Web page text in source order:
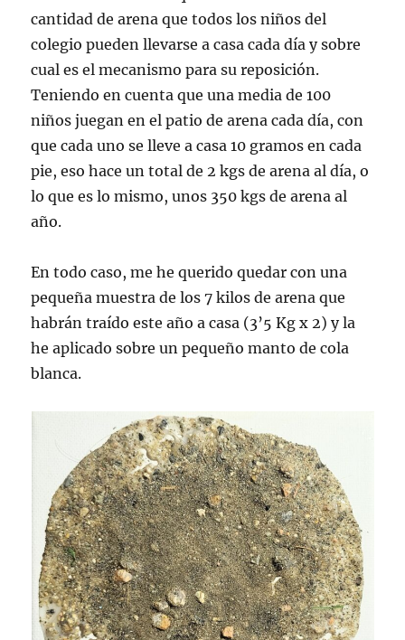
cantidad de arena que todos los niños del
colegio pueden llevarse a casa cada día y sobre
cual es el mecanismo para su reposición.
Teniendo en cuenta que una media de 100
niños juegan en el patio de arena cada día, con
que cada uno se lleve a casa 10 gramos en cada
pie, eso hace un total de 2 kgs de arena al día, o
lo que es lo mismo, unos 350 kgs de arena al
año.
En todo caso, me he querido quedar con una
pequeña muestra de los 7 kilos de arena que
habrán traído este año a casa (3’5 Kg x 2) y la
he aplicado sobre un pequeño manto de cola
blanca.